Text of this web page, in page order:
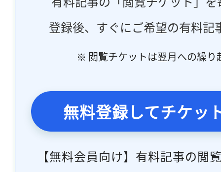
登録後、すぐにご希望の有料記
※ 閲覧チケットは翌月への繰り
無料登録してチケッ
【無料会員向け】有料記事の閲